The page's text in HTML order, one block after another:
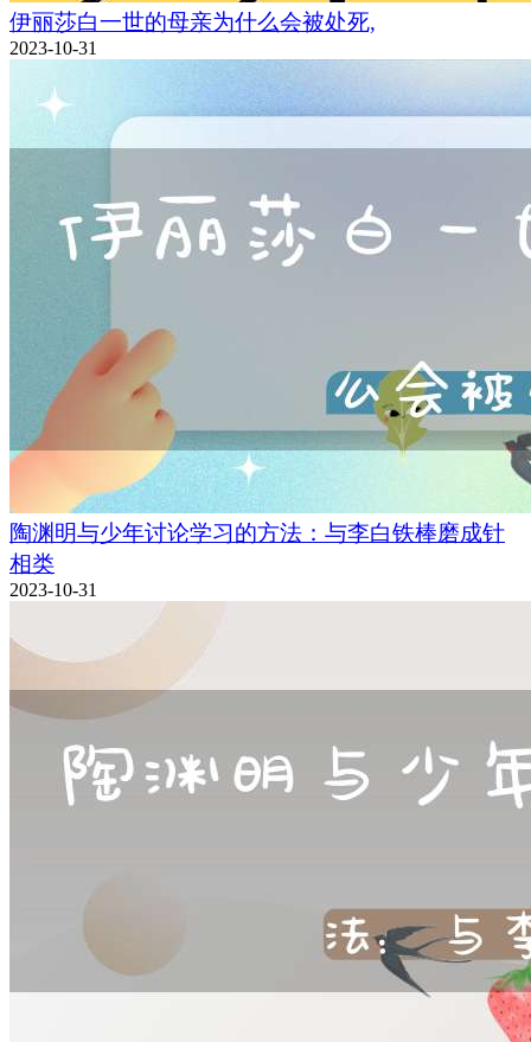
伊丽莎白一世的母亲为什么会被处死,
2023-10-31
陶渊明与少年讨论学习的方法：与李白铁棒磨成针
相类
2023-10-31